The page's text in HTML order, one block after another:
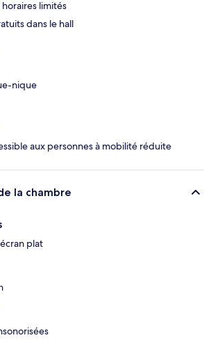
limités
dans le hall
nique
aux personnes à mobilité réduite
la chambre
plat